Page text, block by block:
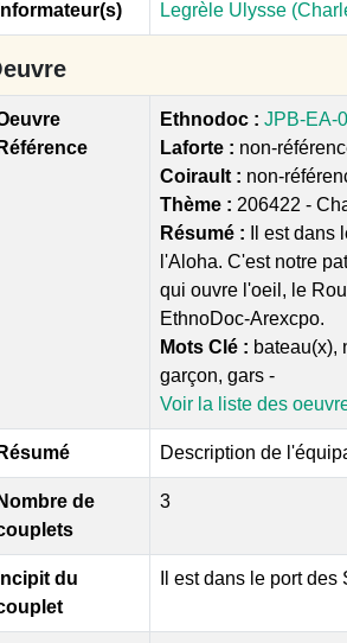
Informateur(s) Legrèle Ulysse
Référence
Ethnodoc : JPB-EA-
Laforte : non-
Coirault : non-
Thème : 206422 -
Résumé :
Il est
l'Aloha. C'est notre
qui ouvre l'oeil, le
EthnoDoc-Arexcpo.
Mots Clé : bateau(x),
garçon, gars -
Voir la liste des
Résumé Description de
Nombre de
3
Incipit du
Il est dans le port